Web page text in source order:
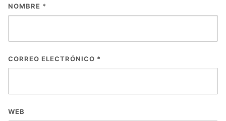
NOMBRE *
CORREO ELECTRÓNICO *
WEB